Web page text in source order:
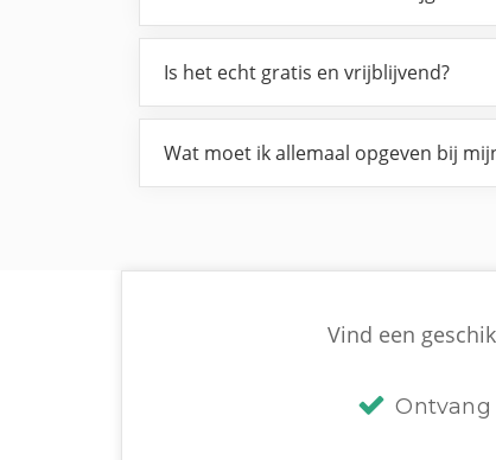
Is het echt gratis en vrijblijvend?
Wat moet ik allemaal opgeven bij
Vind een